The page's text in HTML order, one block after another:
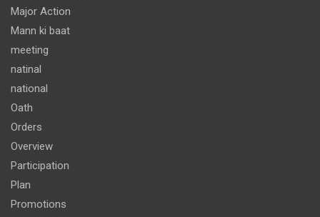
Major Action
Mann ki baat
meeting
natinal
national
Oath
Orders
Overview
Participation
Plan
Promotions